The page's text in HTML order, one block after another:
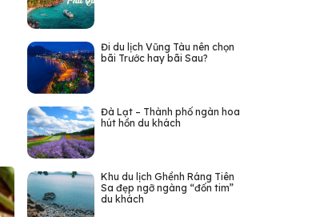
Đi du lịch Vũng Tàu nên chọn
bãi Trước hay bãi Sau?
Đà Lạt – Thành phố ngàn hoa
hút hồn du khách
Khu du lịch Ghềnh Ráng Tiên
Sa đẹp ngỡ ngàng “đốn tim”
du khách